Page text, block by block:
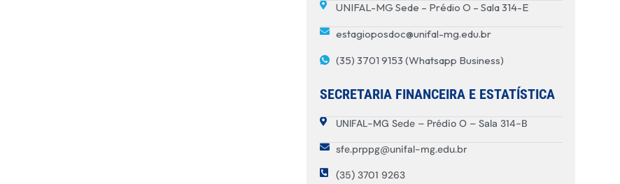
UNIFAL-MG Sede – Prédio O – Sala 314-E
estagioposdoc@unifal-mg.edu.br
(35) 3701 9153 (Whatsapp Business)
SECRETARIA FINANCEIRA E ESTATÍSTICA
UNIFAL-MG Sede – Prédio O – Sala 314-B
sfe.prppg@unifal-mg.edu.br
(35) 3701 9263